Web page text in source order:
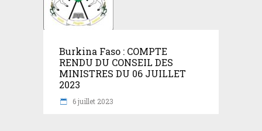
Burkina Faso : COMPTE
RENDU DU CONSEIL DES
MINISTRES DU 06 JUILLET
2023
6 juillet 2023